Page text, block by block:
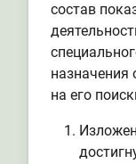
состав
назначения
на его